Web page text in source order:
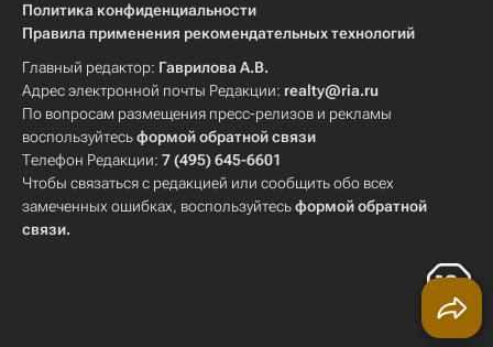
Политика конфиденциальности
Правила применения рекомендательных технологий
Главный редактор: Гаврилова А.В.
Адрес электронной почты Редакции: realty@ria.ru
По вопросам размещения пресс-релизов и рекламы
воспользуйтесьформой обратной связи
Телефон Редакции: 7 (495) 645-6601
Чтобы связаться с редакцией или сообщить обо всех
замеченных ошибках, воспользуйтесьформой обратной
связи.